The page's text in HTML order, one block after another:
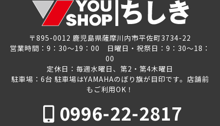
〒895-0012 鹿児島県薩摩川内市平佐町3734-22
営業時間：9：30～19：00 日曜日・祝祭日：9：30～18：
00
定休日：毎週水曜日、第2・第4木曜日
駐車場：6台 駐車場はYAMAHAのぼり旗が目印です。店舗前
もご利用OK！
0996-22-2817